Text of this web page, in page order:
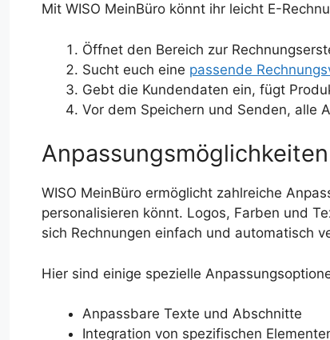
Mit WISO MeinBüro könnt ihr leicht E-
Öffnet den Bereich zur
Sucht euch eine passende
Gebt die Kundendaten ein, fügt
Vor dem Speichern und Senden, alle
WISO MeinBüro ermöglicht zahlreiche
personalisieren könnt. Logos, Farben und
sich Rechnungen einfach und automatisch
Hier sind einige spezielle
Anpassbare Texte und Abschnitte
Integration von spezifischen